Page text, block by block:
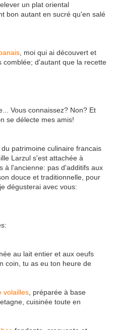
un plat oriental
bon autant en sucré qu'en salé
, moi qui ai découvert et
comblée; d'autant que la recette
Vous connaissez? Non? Et
se délecte mes amis!
patrimoine culinaire francais
Larzul s'est attachée à
à l'ancienne: pas d'additifs aux
douce et traditionnelle, pour
dégusterai avec vous:
au lait entier et aux oeufs
coin, tu as eu ton heure de
volailles , préparée à base
cuisinée toute en